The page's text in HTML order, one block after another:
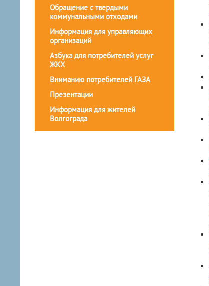
Обращение с твердыми
коммунальными отходами
Информация для управляющих
организаций
Азбука для потребителей услуг
ЖКХ
Вниманию потребителей ГАЗА
Презентации
Информация для жителей
Волгограда